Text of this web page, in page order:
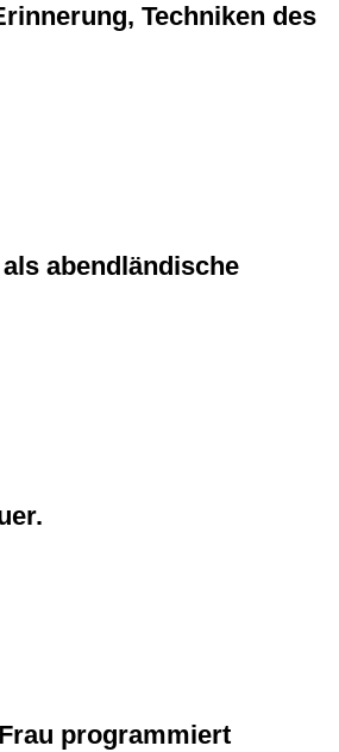
Techniken des
abendländische
programmiert